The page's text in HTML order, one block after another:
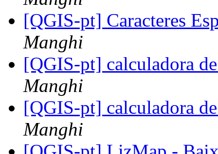
[QGIS-pt] Caracteres
Manghi
[QGIS-pt] calculadora
Manghi
[QGIS-pt] calculadora
Manghi